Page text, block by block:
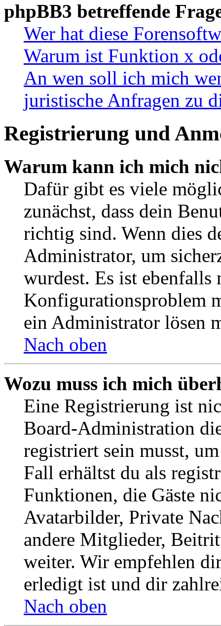
phpBB3 betreffende
Wer hat diese
Warum ist Funktion x
An wen soll ich mich
juristische Anfragen zu
Registrierung und
Warum kann ich mich
Dafür gibt es viele
zunächst, dass dein
richtig sind. Wenn dies
Administrator, um
wurdest. Es ist ebenfalls
Konfigurationsproblem
ein Administrator lösen
Nach oben
Wozu muss ich mich
Eine Registrierung ist
Board-Administration
registriert sein musst,
Fall erhältst du als
Funktionen, die Gäste
Avatarbilder, Private
andere Mitglieder,
weiter. Wir empfehlen
erledigt ist und dir
Nach oben